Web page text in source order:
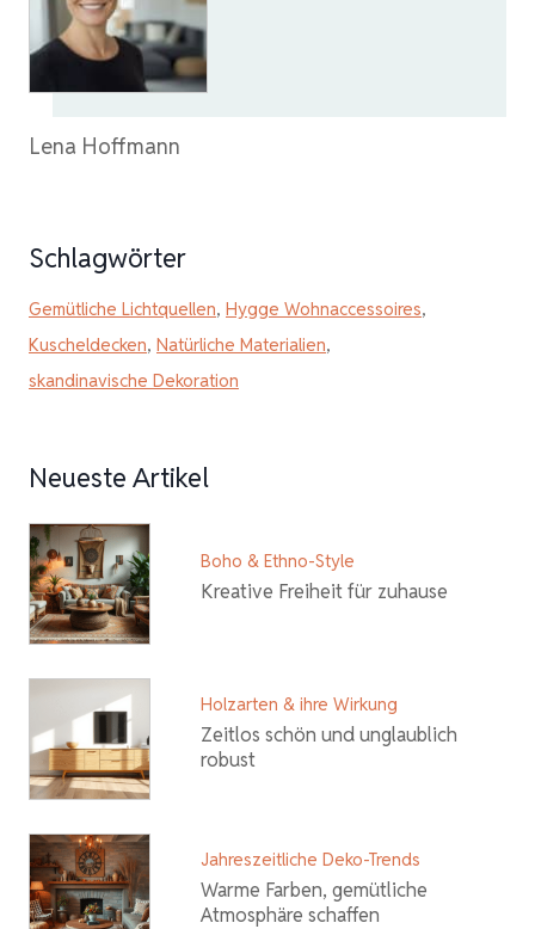
Lena Hoffmann
Schlagwörter
Gemütliche Lichtquellen, Hygge Wohnaccessoires,
Kuscheldecken, Natürliche Materialien,
skandinavische Dekoration
Neueste Artikel
Boho & Ethno-Style
Kreative Freiheit für zuhause
Holzarten & ihre Wirkung
Zeitlos schön und unglaublich
robust
Jahreszeitliche Deko-Trends
Warme Farben, gemütliche
Atmosphäre schaffen